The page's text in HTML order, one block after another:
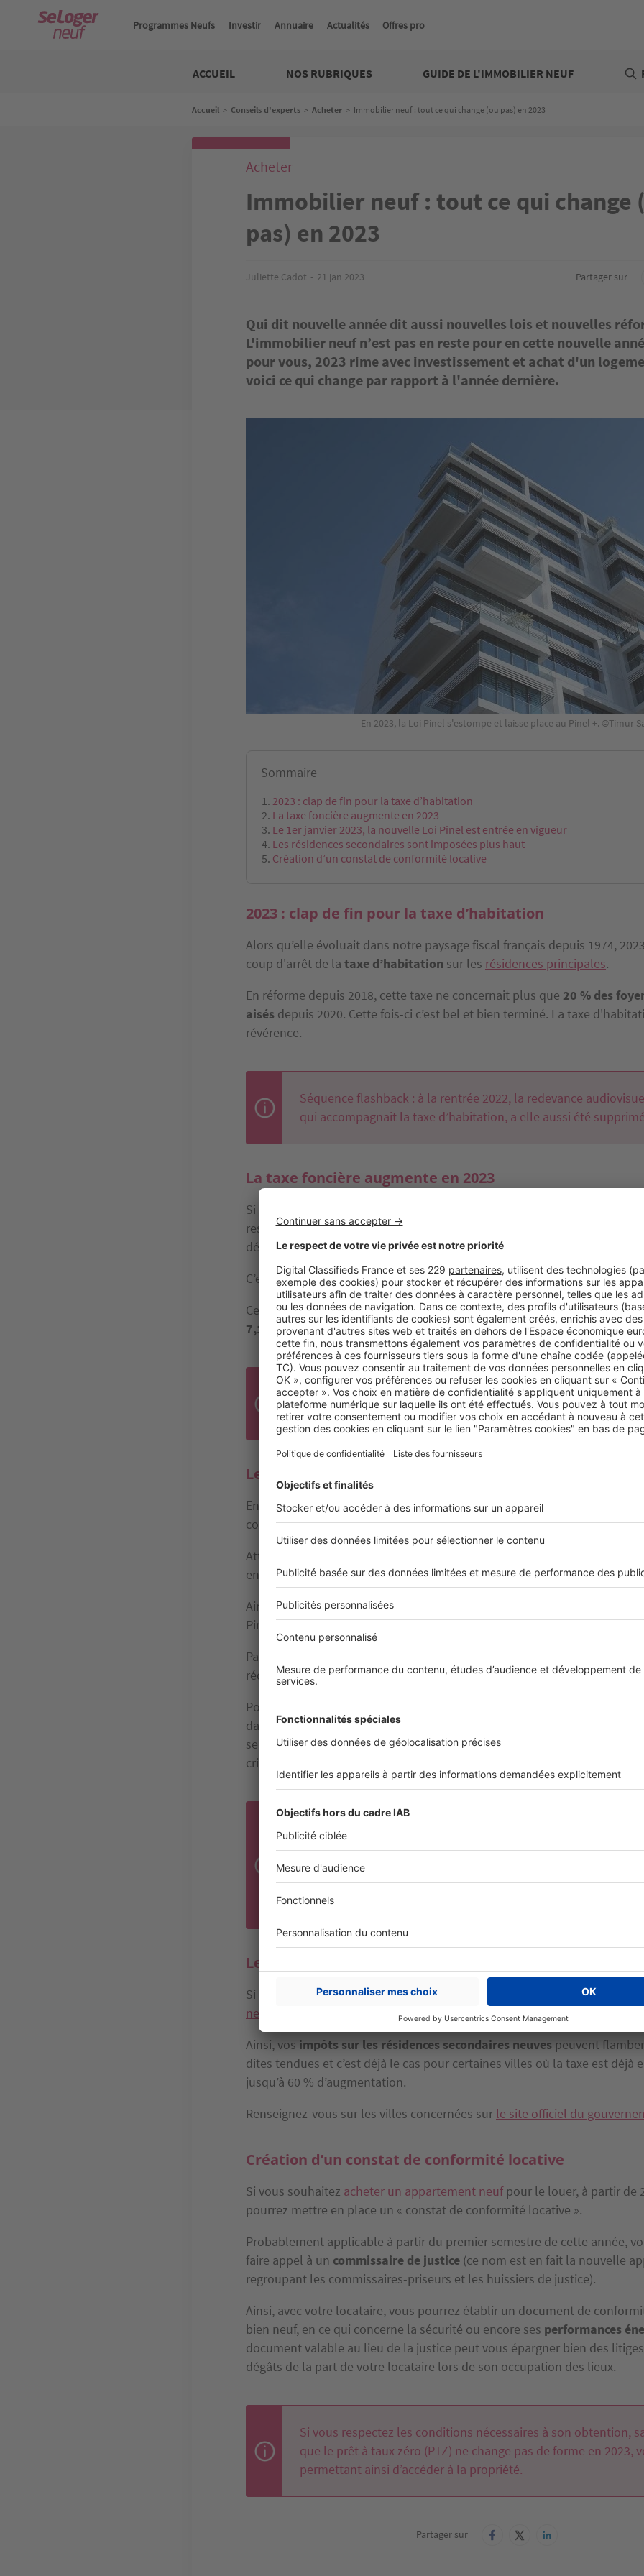
Programmes Neufs Investir Annuaire Actualités Offres pro
ACCUEIL
NOS RUBRIQUES GUIDE DE L'IMMOBILIER NEUF
Fil
Accueil > Conseils d'experts > Acheter > Immobilier neuf : tout ce qui change (ou pas) en 2023
Acheter
Immobilier neuf : tout ce qui change
pas) en 2023
Juliette Cadot 21 jan 2023 Partager sur
Qui dit nouvelle année dit aussi nouvelles lois et nouvelles
L'immobilier neuf n’est pas en reste pour en cette nouvelle
pour vous, 2023 rime avec investissement et achat d'un
voici ce qui change par rapport à l'année dernière.
En 2023, la Loi Pinel s'estompe et laisse place au Pinel +. ©Timur
Sommaire
2023 : clap de fin pour la taxe d’habitation
La taxe foncière augmente en 2023
Le 1er janvier 2023, la nouvelle Loi Pinel est entrée en vigueur
Les résidences secondaires sont imposées plus haut
Création d’un constat de conformité locative
2023 : clap de fin pour la taxe d’habitation
Alors qu’elle évoluait dans notre paysage fiscal français depuis 1974,
coup d'arrêt de la taxe d’habitation sur les résidences principales.
En réforme depuis 2018, cette taxe ne concernait plus que 20 % des
aisés depuis 2020. Cette fois-ci c’est bel et bien terminé. La taxe
révérence.
Séquence flashback : à la rentrée 2022, la redevance
qui accompagnait la taxe d’habitation, a elle aussi été
La taxe foncière augmente en 2023
Si vous
restez exonéré detaxe foncière
définitive, et ce, quel que soit votre niveau de revenus.
C’est l’un des nombreuxavantages d’un achat dans le neuf.
Cependant, pensez à anticiper ! La taxe flambe à compter de 2023,
7,1 % d’augmentationen raison de l’inflation.
À Paris intra-muros, la taxe d’habitation est passée de 13,5 % à
20,5 % !
Le 1er janvier 2023, la nouvelle Loi Pinel est entrée en
En faisant uninvestissement locatif dans le neuf en 2023
compter surla loi Pinelpour réduire vos impôts.
Attention ! Celle-cise transforme progressivement et la loi Pinel +
entrée.
Ainsi, en 2023, si vous investissez dans un appartement qui entre dans le
Pinel classique,votre réduction d’impôt sera moindre par rapport à
Par exemple, si vous mettez votrebien neuf à louer en loi Pinelsur 12
réduction sera de 17,5 % en 2023, là ou elle était de 21 % en 2022.
Pour continuer à bénéficier de la
dans un logementqui soit en conformité avec la
seulement offrir un certain niveau de confort aux locataires, mais aussi
critères environnementaux.
Les nouveaux critères de la loi Pinel + sont, entre autres :
une surface minimale pour chaque type de logement,
un accès à un espace extérieur,
une double exposition si vous investissez dans un T3.
Les résidences secondaires sont imposées plus haut
Si pour cette nouvelle année, vous comptez investir dans unerésidence
neuve
, prudence. Dans 5000 communes, les élus pourront imposer une
Ainsi, vos impôts sur les résidences secondaires neuves peuvent
dites tendues et c’est déjà le cas pour certaines villes où la taxe est déjà
jusqu’à 60 % d’augmentation.
Renseignez-vous sur les villes concernées sur le site officiel du
Création d’un constat de conformité locative
Si vous souhaitez acheter un appartement neufpour le louer, à partir de
pourrez mettre en place un « constat de conformité locative ».
Probablement applicable à partir du premier semestre de cette année,
faire appel à un commissaire de justice (ce nom est en fait la nouvelle
regroupant les commissaires-priseurs et les huissiers de justice).
Ainsi, avec votre locataire, vous pourrez établir un document de
bien neuf, en ce qui concerne la sécurité ou encore ses performances
document valable au lieu de la justice peut vous épargner bien des
dégâts de la part de votre locataire lors de son occupation des lieux.
Si vous respectez les conditions nécessaires à son obtention,
que le prêt à taux zéro (PTZ) ne change pas de forme en 2023,
permettant ainsi d’accéder à la propriété.
Partager sur